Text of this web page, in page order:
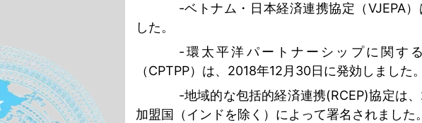
-ベトナム・日本経済連携協定（VJEPA）
した。
-環太平洋パートナーシップに関す
（CPTPP）は、 2018年12 月 30日に発効しました。
-地域的な包括的経済連携(RCEP)協定は、
加盟国（インドを除く）によって署名されました。